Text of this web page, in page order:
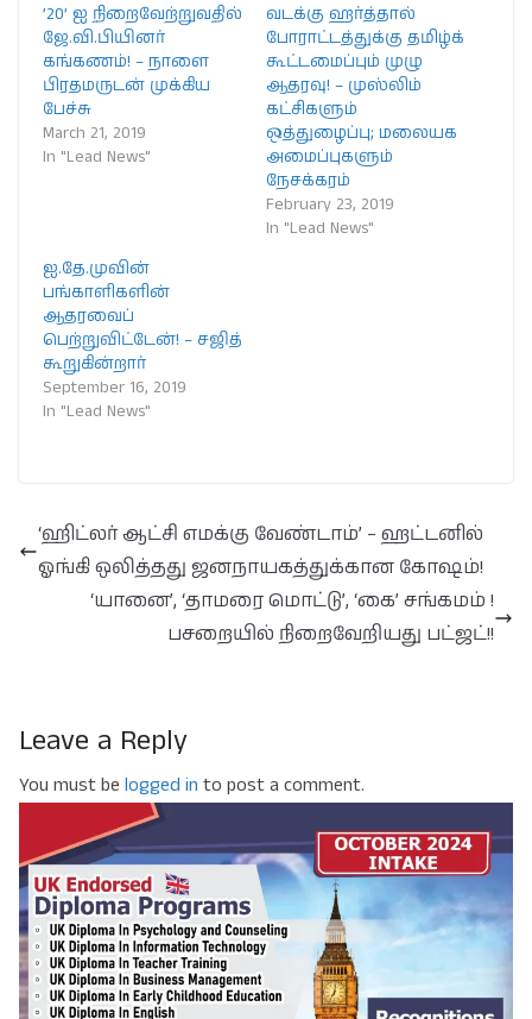
’20’ ஐ நிறைவேற்றுவதில்
ஜே.வி.பியினர்
கங்கணம்! – நாளை
பிரதமருடன் முக்கிய
பேச்சு
March 21, 2019
In "Lead News"
வடக்கு ஹர்த்தால்
போராட்டத்துக்கு தமிழ்க்
கூட்டமைப்பும் முழு
ஆதரவு! – முஸ்லிம்
கட்சிகளும்
ஒத்துழைப்பு; மலையக
அமைப்புகளும்
நேசக்கரம்
February 23, 2019
In "Lead News"
ஐ.தே.முவின்
பங்காளிகளின்
ஆதரவைப்
பெற்றுவிட்டேன்! – சஜித்
கூறுகின்றார்
September 16, 2019
In "Lead News"
‘ஹிட்லர் ஆட்சி எமக்கு வேண்டாம்’ – ஹட்டனில்
ஓங்கி ஒலித்தது ஜனநாயகத்துக்கான கோஷம்!
‘யானை’, ‘தாமரை மொட்டு’, ‘கை’ சங்கமம் !
பசறையில் நிறைவேறியது பட்ஜட்!!
Leave a Reply
You must be logged in to post a comment.